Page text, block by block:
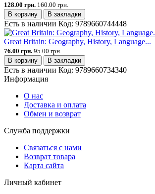
128.00 грн. 160.00 грн.
В корзину
В закладки
Есть в наличии Код: 9789660744448
Great Britain: Geography, History, Language...
76.00 грн. 95.00 грн.
В корзину
В закладки
Есть в наличии Код: 9789660734340
Информация
О нас
Доставка и оплата
Обмен и возврат
Служба поддержки
Связаться с нами
Возврат товара
Карта сайта
Личный кабинет